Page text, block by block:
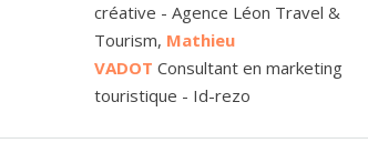
créative - Agence Léon Travel &
Tourism, Mathieu
VADOT Consultant en marketing
touristique - Id-rezo